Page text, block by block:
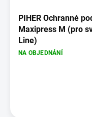
PIHER Ochranné
Maxipress M (pro
Line)
NA OBJEDNÁNÍ